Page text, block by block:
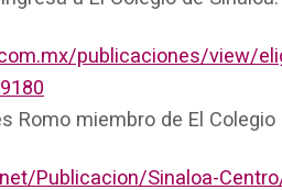
publicaciones/view/
Romo miembro de El Colegio
Publicacion/Sinaloa-